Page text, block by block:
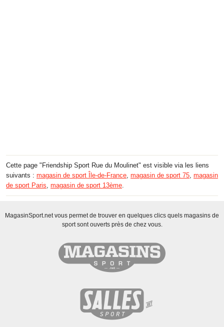
Cette page "Friendship Sport Rue du Moulinet" est visible via les liens
suivants : magasin de sport Île-de-France, magasin de sport 75, magasin
de sport Paris, magasin de sport 13ème.
MagasinSport.net vous permet de trouver en quelques clics quels magasins de
sport sont ouverts près de chez vous.